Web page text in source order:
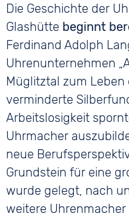
Die Geschichte der
Glashütte beginnt
Ferdinand Adolph
Uhrenunternehmen
Müglitztal zum
verminderte
Arbeitslosigkeit
Uhrmacher
neue
Grundstein für eine
wurde gelegt, nach
weitere